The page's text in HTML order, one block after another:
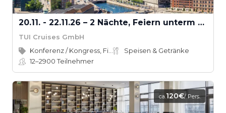
20.11. - 22.11.26 – 2 Nächte, Feiern unterm Sternhimmel
TUI Cruises GmbH
Speisen & Getränke
12–2900Teilnehmer
ca.120€/ Pers.